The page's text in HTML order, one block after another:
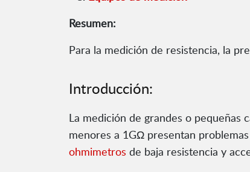
Resumen:
Para la medición de resistencia, la
Introducción:
La medición de grandes o pequeñas
menores a 1GΩ presentan
ohmimetros de baja resistencia y